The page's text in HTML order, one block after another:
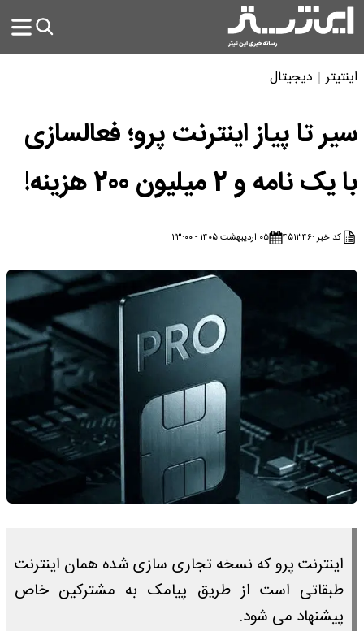
اینتیتر دیجیتال
سیر تا پیاز اینترنت پرو؛ فعالسازی
با یک نامه و 2 میلیون 200 هزینه!
کد خبر :۴۵۱۳۴۶ ۰۵ اردیبهشت ۱۴۰۵ - ۲۳:۰۰
اینترنت پرو که نسخه تجاری‌ سازی شده همان اینترنت
طبقاتی است از طریق پیامک به مشترکین خاص
پیشنهاد می‌ شود.